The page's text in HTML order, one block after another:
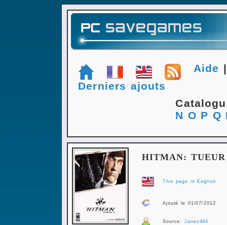
Aide
Derniers ajouts
N O P Q
HITMAN:
This page in English
Ajouté le 01/07/2012
Source:Janez444